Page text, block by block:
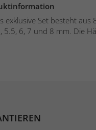
exklusive Set besteht
5.5, 6, 7 und 8 mm. Die